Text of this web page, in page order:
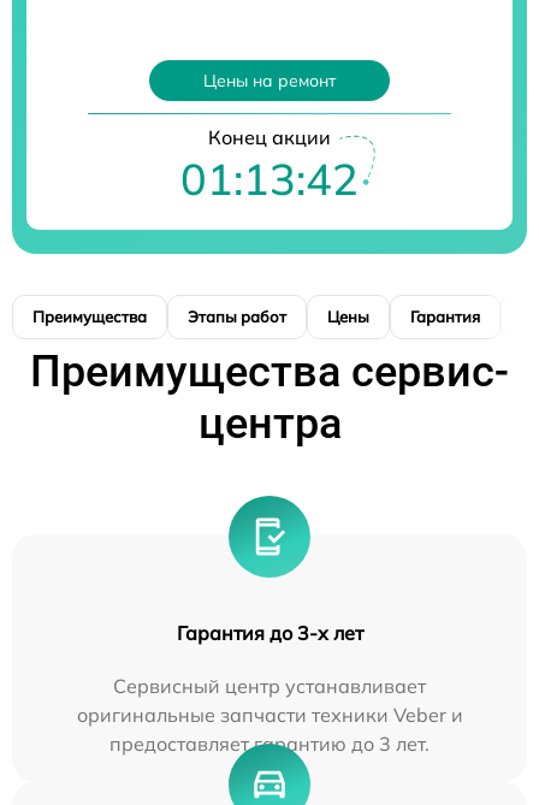
Цены на ремонт
Конец акции
01:13:41
Преимущества Этапы работ Цены Гарантия
Преимущества сервис-
центра
Гарантия до 3-х лет
Сервисный центр устанавливает
оригинальные запчасти техники Veber и
предоставляет гарантию до 3 лет.